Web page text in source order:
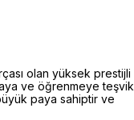
olan yüksek prestijli
ve öğrenmeye teşvik
paya sahiptir ve